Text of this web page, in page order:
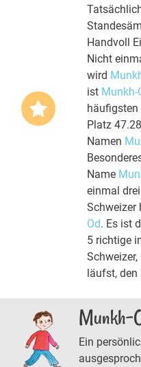
Handvoll
Nicht
wird
ist Munkh-
Platz
Namen
Name
einmal
Schweizer
Od. Es ist
5 richtige
läufst, den
Munkh-
Ein